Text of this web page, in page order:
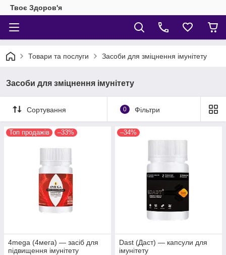
Твоє Здоров'я
Товари та послуги Засоби для зміцнення імунітету
Засоби для зміцнення імунітету
Сортування 0 Фільтри
Топ продажів –33%
4mega (4мега) — засіб для
підвищення імунітету
–34%
Dast (Даст) — капсули для
імунітету